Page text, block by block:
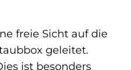
freie Sicht auf die
geleitet.
ist besonders